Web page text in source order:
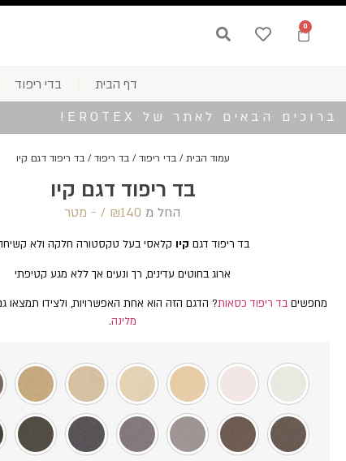
0
דף הבית בדי ריפוד
ברוכים הבאים לאתר של EROTEX!
עמוד הבית /בדי ריפוד /בד ריפוד / בד ריפוד דגם קיו
בד ריפוד דגם קיו
החל מ ₪140 /‏‏‎ ‎- מטר
בד ריפוד דגם קיו קלאסי בעל טקסטורה חלקה ולא
ארוג בחוטים עדינים, רך ונעים אך ללא מגע קטיפתי
מחפשיםבד ריפוד כסאות? הדגם הזה הוא אחת האפשרויות, ולצידו תמצאו
מלינה.